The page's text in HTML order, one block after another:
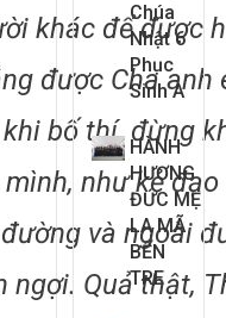
khác để được
được Cha anh
bố thí, đừng
như kẻ
và ngoài
ngợi. Quả thật,
Chúa
Nhật 6
Phục
Sinh A
HÀNH
HƯƠNG
ĐỨC MẸ
LA MÃ
BẾN
TRE